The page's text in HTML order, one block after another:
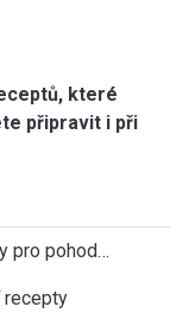
které
připravit i při
pro pohod…
recepty